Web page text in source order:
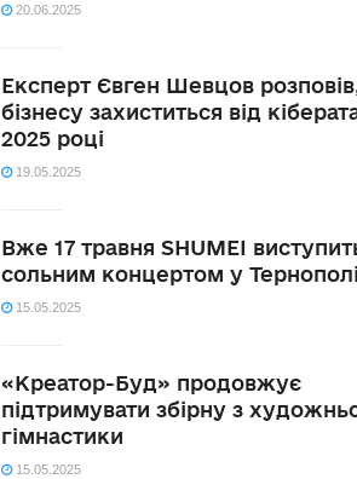
20.06.2025
Експерт Євген Шевцов
бізнесу захиститься від
2025 році
19.05.2025
Вже 17 травня SHUMEI
сольним концертом у Тернополі
15.05.2025
«Креатор-Буд» продовжує
підтримувати збірну з
гімнастики
15.05.2025